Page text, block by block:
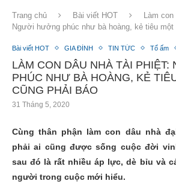
Trang chủ Bài viết HOT
Làm con
Người hưởng phúc như bà hoàng, kẻ tiêu một
Bài viết HOT GIA ĐÌNH TIN TỨC Tổ ấm
LÀM CON DÂU NHÀ TÀI PHIỆT:
PHÚC NHƯ BÀ HOÀNG, KẺ
CŨNG PHẢI BÁO
31 Tháng 5, 2020
Cùng thân phận làm con dâu nhà
phải ai cũng được sống cuộc đời
sau đó là rất nhiều áp lực, dè bỉu và
người trong cuộc mới hiểu.